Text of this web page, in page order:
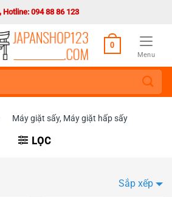
Hotline: 094 88 86 123
0
Menu
Máy giặt sấy, Máy giặt hấp sấy
LỌC
Sắp xếp